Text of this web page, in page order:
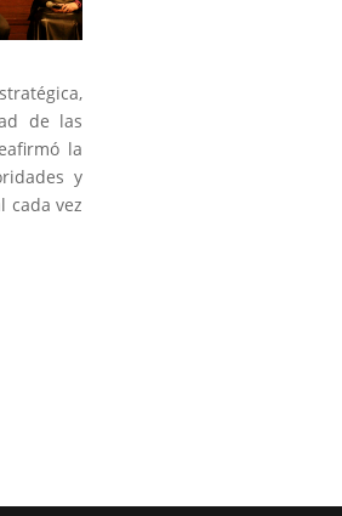
de las
la
y
cada vez